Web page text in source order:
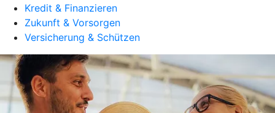
Kredit & Finanzieren
Zukunft & Vorsorgen
Versicherung & Schützen